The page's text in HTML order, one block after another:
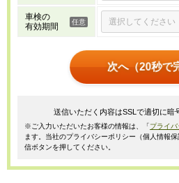
車検の
有効期間
次へ（20秒で
送信いただく内容はSSLで適切に暗
※ご入力いただいたお客様の情報は、「プライ
ます。当社のプライバシーポリシー（個人情報
信ボタンを押してください。